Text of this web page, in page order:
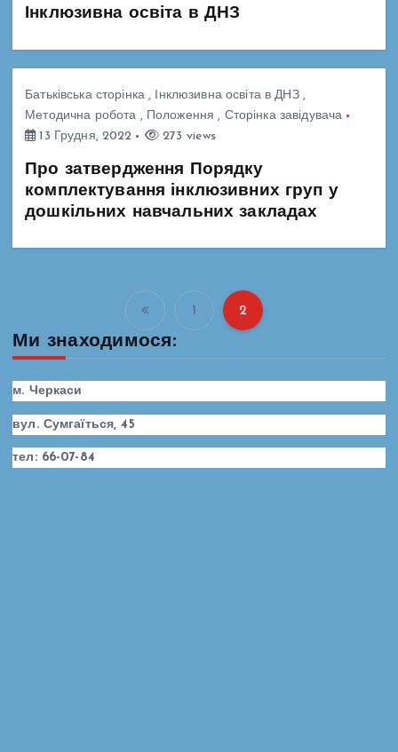
Інклюзивна освіта в ДНЗ
Батьківська сторінка, Інклюзивна освіта в ДНЗ,
Методична робота , Положення , Сторінка завідувача
13 Грудня, 2022
273 views
Про затвердження Порядку
комплектування інклюзивних груп у
дошкільних навчальних закладах
П
а
г
і
1 2
Ми знаходимося:
м. Черкаси
вул. Сумгаїться, 45
тел: 66-07-84